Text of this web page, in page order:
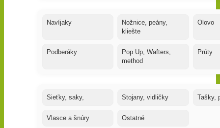
Navíjaky
Nožnice, peány,
kliešte
Olovo
Podberáky
Pop Up, Wafters,
method
Prúty
Sieťky, saky, Stojany, vidličky Tašky,
Vlasce a šnúry Ostatné